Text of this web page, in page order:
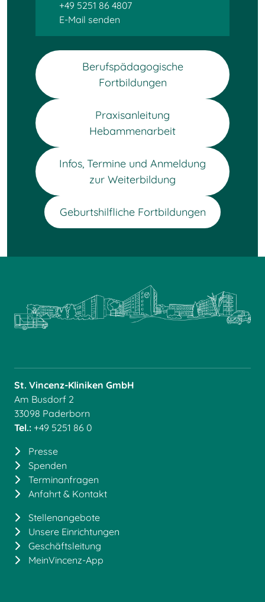
+49 5251 86 4807
E-Mail senden
Berufspädagogische
Fortbildungen
Praxisanleitung
Hebammenarbeit
Infos, Termine und Anmeldung
zur Weiterbildung
Geburtshilfliche Fortbildungen
St. Vincenz-Kliniken GmbH
Am Busdorf 2
33098 Paderborn
Tel.: +49 5251 86 0
Presse
Spenden
Terminanfragen
Anfahrt & Kontakt
Stellenangebote
Unsere Einrichtungen
Geschäftsleitung
MeinVincenz-App